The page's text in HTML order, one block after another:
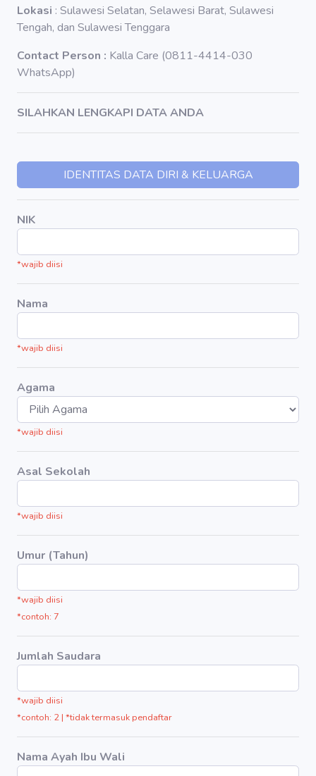
Lokasi : Sulawesi Selatan, Selawesi Barat, Sulawesi
Tengah, dan Sulawesi Tenggara
Contact Person : Kalla Care (0811-4414-030
WhatsApp)
SILAHKAN LENGKAPI DATA ANDA
IDENTITAS DATA DIRI & KELUARGA
NIK
*wajib diisi
Nama
*wajib diisi
Agama
*wajib diisi
Asal Sekolah
*wajib diisi
Umur (Tahun)
*wajib diisi
*contoh: 7
Jumlah Saudara
*wajib diisi
*contoh: 2 | *tidak termasuk pendaftar
Nama Ayah Ibu Wali